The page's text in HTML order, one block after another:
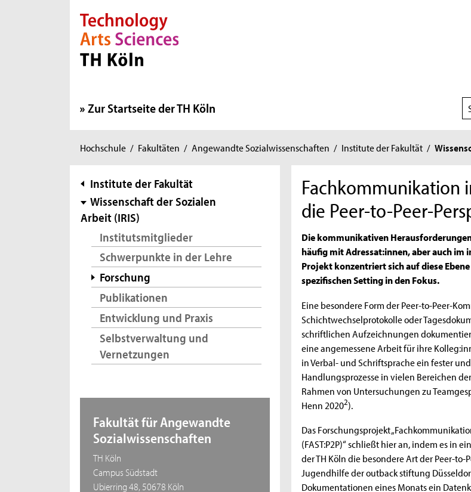
Direkt zur Hauptnavigation
Direkt zur Subnavigation
Direkt zum Inhalt
Direkt zum Fußbereich
Zur Startseite der TH Köln
Sie
hier:
Hochschule / Fakultäten / Angewandte Sozialwissenschaften / Institute der Fakultät /
Subnavigation
Institute der Fakultät
Wissenschaft der Sozialen
Arbeit (IRIS)
Institutsmitglieder
Schwerpunkte in der Lehre
Forschung
Publikationen
Entwicklung und Praxis
Selbstverwaltung und
Vernetzungen
Fakultät für Angewandte
Sozialwissenschaften
TH Köln
Campus Südstadt
Ubierring 48, 50678 Köln
Fachkommunikation
die Peer-to-Peer-
Die kommunikativen
häufig mit Adressat:innen, aber auch
Projekt konzentriert sich auf diese
spezifischen Setting in den Fokus.
Eine besondere Form der Peer-to-Peer-
Schichtwechselprotokolle oder
schriftlichen Aufzeichnungen
eine angemessene Arbeit für ihre
in Verbal- und Schriftsprache ein fester
Handlungsprozesse in vielen Bereichen
Rahmen von Untersuchungen zu
Henn 20202).
Das Forschungsprojekt
(FAST:P2P)“ schließt hier an, indem es in
der TH Köln die besondere Art der Peer-
Jugendhilfe der outback stiftung
Dokumentationen eines Monats ein